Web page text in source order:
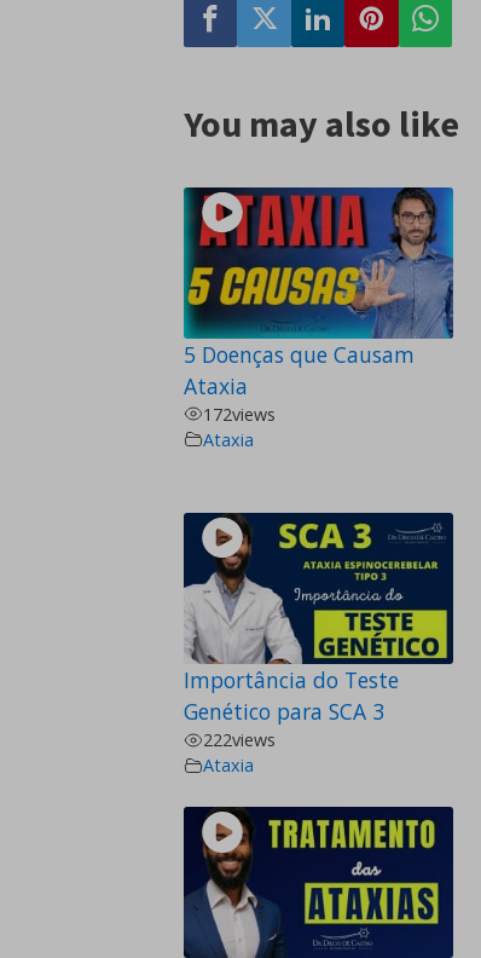
You may also like
5 Doenças que Causam
Ataxia
172views
Ataxia
Importância do Teste
Genético para SCA 3
222views
Ataxia